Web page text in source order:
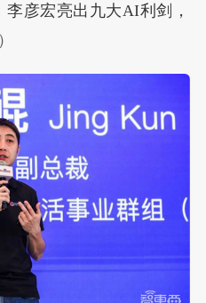
彦宏亮出九大AI利剑，
）